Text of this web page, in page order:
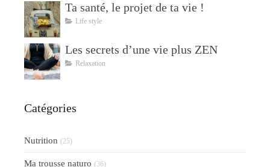
Ta santé, le projet de ta vie !
Life style
Les secrets d’une vie plus ZEN
Relaxation
Catégories
Nutrition (25)
Ma trousse naturo (36)